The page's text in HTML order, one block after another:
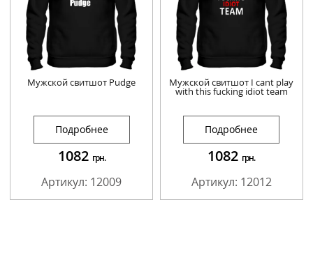
Мужской свитшот Pudge
Подробнее
1082 грн.
Артикул: 12009
Мужской свитшот I cant play
with this fucking idiot team
Подробнее
1082 грн.
Артикул: 12012